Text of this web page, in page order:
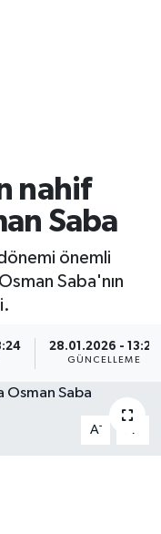
nahif
Saba
önemli
Saba'nın
28.01.2026 - 13:25
GÜNCELLEME
A- A